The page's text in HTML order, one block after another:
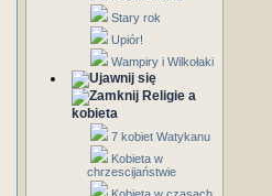
Stary rok
Upiór!
Wampiry i Wilkołaki
Religie a
kobieta
7 kobiet Watykanu
Kobieta w
chrzescijaństwie